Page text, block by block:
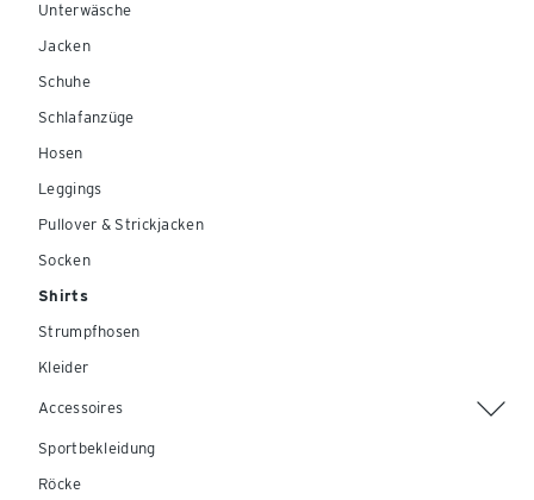
Unterwäsche
Jacken
Schuhe
Schlafanzüge
Hosen
Leggings
Pullover & Strickjacken
Socken
Shirts
Strumpfhosen
Kleider
Accessoires
Sportbekleidung
Röcke